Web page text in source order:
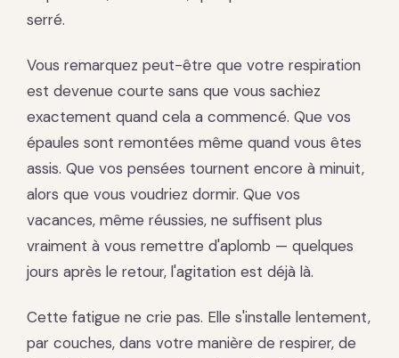
serré.
Vous remarquez peut-être que votre respiration
est devenue courte sans que vous sachiez
exactement quand cela a commencé. Que vos
épaules sont remontées même quand vous êtes
assis. Que vos pensées tournent encore à minuit,
alors que vous voudriez dormir. Que vos
vacances, même réussies, ne suffisent plus
vraiment à vous remettre d'aplomb — quelques
jours après le retour, l'agitation est déjà là.
Cette fatigue ne crie pas. Elle s'installe lentement,
par couches, dans votre manière de respirer, de